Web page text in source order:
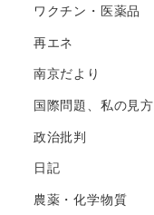
ワクチン・医薬品
再エネ
南京だより
国際問題、私の見方
政治批判
日記
農薬・化学物質